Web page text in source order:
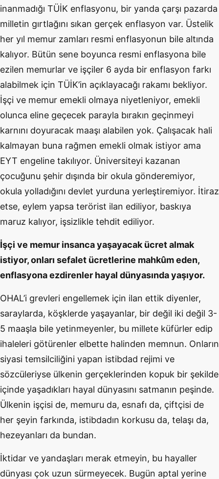
inanmadığı TÜİK enflasyonu, bir yanda çarşı pazarda
milletin gırtlağını sıkan gerçek enflasyon var. Üstelik
her yıl memur zamları resmi enflasyonun bile altında
kalıyor. Bütün sene boyunca resmi enflasyona bile
ezilen memurlar ve işçiler 6 ayda bir enflasyon farkı
alabilmek için TÜİK’in açıklayacağı rakamı bekliyor.
İşçi ve memur emekli olmaya niyetleniyor, emekli
olunca eline geçecek parayla bırakın geçinmeyi
karnını doyuracak maaşı alabilen yok. Çalışacak hali
kalmayan buna rağmen emekli olmak istiyor ama
EYT engeline takılıyor. Üniversiteyi kazanan
çocuğunu şehir dışında bir okula gönderemiyor,
okula yolladığını devlet yurduna yerleştiremiyor. İtiraz
etse, eylem yapsa terörist ilan ediliyor, baskıya
maruz kalıyor, işsizlikle tehdit ediliyor.
İşçi ve memur insanca yaşayacak ücret almak
istiyor, onları sefalet ücretlerine mahkûm eden,
enflasyona ezdirenler hayal dünyasında yaşıyor.
OHAL’i grevleri engellemek için ilan ettik diyenler,
saraylarda, köşklerde yaşayanlar, bir değil iki değil 3-
5 maaşla bile yetinmeyenler, bu millete küfürler edip
ihaleleri götürenler elbette halinden memnun. Onların
siyasi temsilciliğini yapan istibdad rejimi ve
sözcüleriyse ülkenin gerçeklerinden kopuk bir şekilde
içinde yaşadıkları hayal dünyasını satmanın peşinde.
Ülkenin işçisi de, memuru da, esnafı da, çiftçisi de
her şeyin farkında, istibdadın korkusu da, telaşı da,
hezeyanları da bundan.
İktidar ve yandaşları merak etmeyin, bu hayaller
dünyası çok uzun sürmeyecek. Bugün aptal yerine